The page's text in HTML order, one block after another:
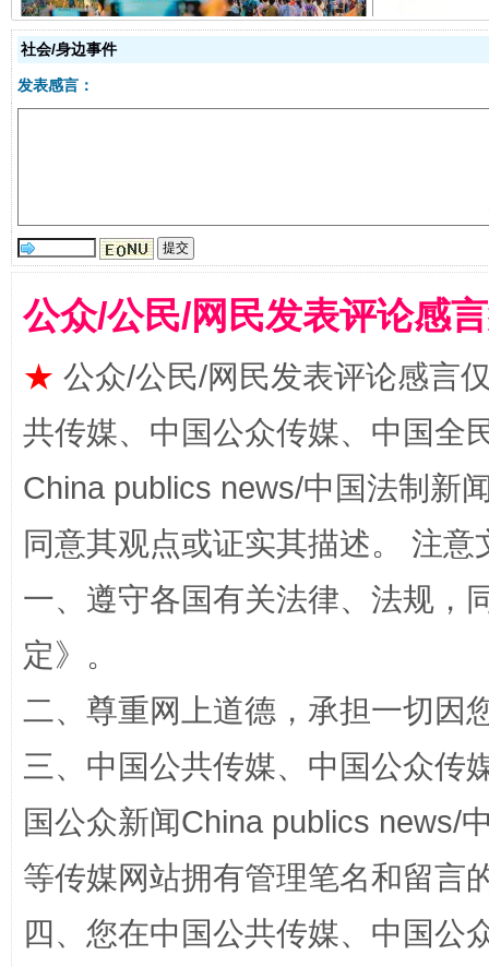
受贿1.44亿！段成刚被判无期 从幼
全民健身五年计划来了！等你上场
社会/身边事件
发表感言：
公众/公民/网民发表评论感
★ 公众/公民/网民发表评论感言
共传媒、中国公众传媒、中国全
China publics news/中国法制新
同意其观点或证实其描述。 注
一、遵守各国有关法律、法规，
定》。
二、尊重网上道德，承担一切因
三、中国公共传媒、中国公众传
国公众新闻China publics news/
等传媒网站拥有管理笔名和留言
四、您在中国公共传媒、中国公